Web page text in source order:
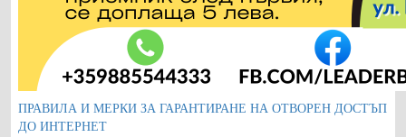
ПРАВИЛА И МЕРКИ ЗА ГАРАНТИРАНЕ НА ОТВОРЕН ДОСТЪП
ДО ИНТЕРНЕТ